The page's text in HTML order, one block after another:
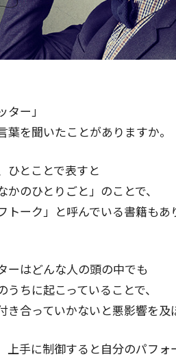
ター」
葉を聞いたことがありますか。
ひとことで表すと
かのひとりごと」のことで、
トーク」と呼んでいる書籍もあ
ーはどんな人の頭の中でも
うちに起こっていることで、
き合っていかないと悪影響を及
上手に制御すると自分のパフォ